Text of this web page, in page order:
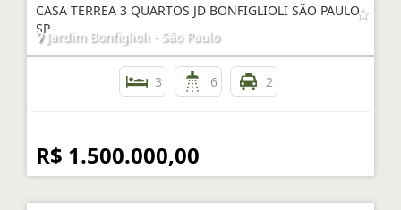
CASA TERREA 3 QUARTOS JD BONFIGLIOLI SÃO PAULO
SPJardim Bonfiglioli - São Paulo
3 6 2
R$ 1.500.000,00